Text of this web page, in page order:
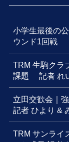
小学生最後の
ウンド1回戦
TRM 生駒クラ
課題 記者 れ
立田交歓会｜
記者 ひより &
TRM サンライ